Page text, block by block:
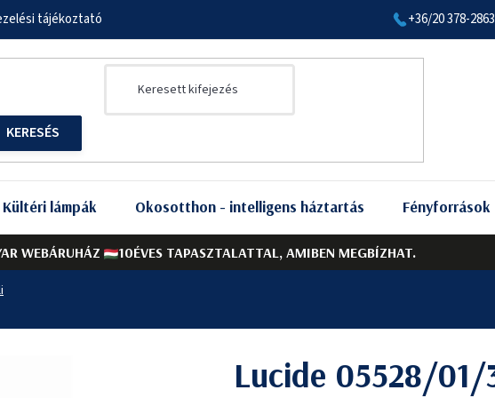
WEBÁRUHÁZ 10ÉVES TAPASZTALATTAL, AMIBEN MEGBÍZHAT.
tájékoztató +36/20 378-2863
Kültéri lámpák Okosotthon - intelligens háztartás Fényforrások
Lucide 05528/01/